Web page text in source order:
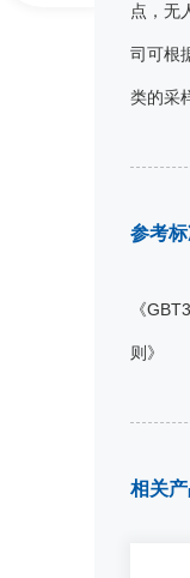
点，无
司可根
类的采
参考
《
则》
相关